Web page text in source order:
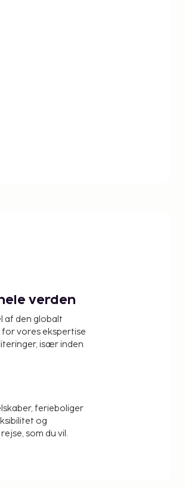
verden
af den globalt
vores ekspertise
især inden
ferieboliger
og
som du vil.